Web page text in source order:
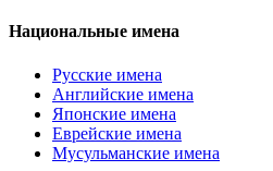
Национальные имена
Русские имена
Английские имена
Японские имена
Еврейские имена
Мусульманские имена